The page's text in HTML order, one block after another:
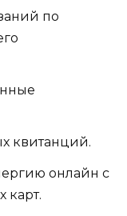
по
квитанций.
онлайн с
карт.